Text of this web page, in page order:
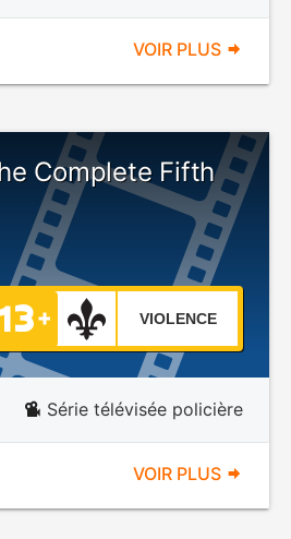
VOIR PLUS
Complete Fifth
VIOLENCE
Série télévisée policière
VOIR PLUS